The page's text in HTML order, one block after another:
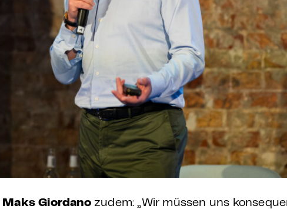
Maks Giordano zudem: „Wir müssen uns